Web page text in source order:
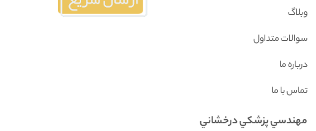
وبلاگ
سوالات متداول
درباره ما
تماس با ما
مهندسي پزشکي درخشاني